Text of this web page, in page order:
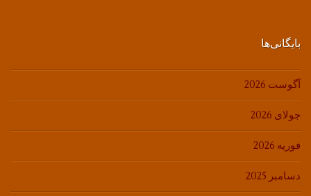
بایگانی‌ها
آگوست 2026
جولای 2026
فوریه 2026
دسامبر 2025